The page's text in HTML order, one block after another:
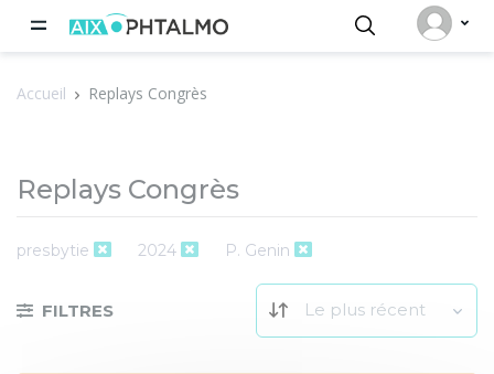
Accueil Replays Congrès
Replays Congrès
presbytie 2024 P. Genin
FILTRES Le plus récent
Panneau de gestion des cookies